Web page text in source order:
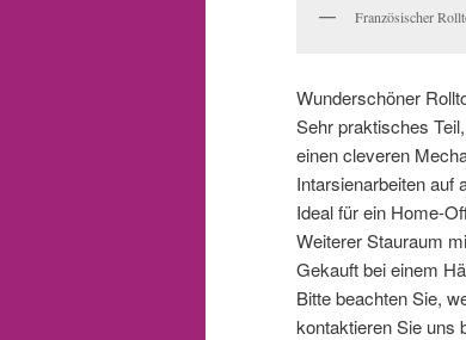
Französischer
Wunderschöner
Sehr praktisches
einen cleveren
Intarsienarbeiten auf
Ideal für ein Home-
Weiterer Stauraum
Gekauft bei einem
Bitte beachten Sie,
kontaktieren Sie uns